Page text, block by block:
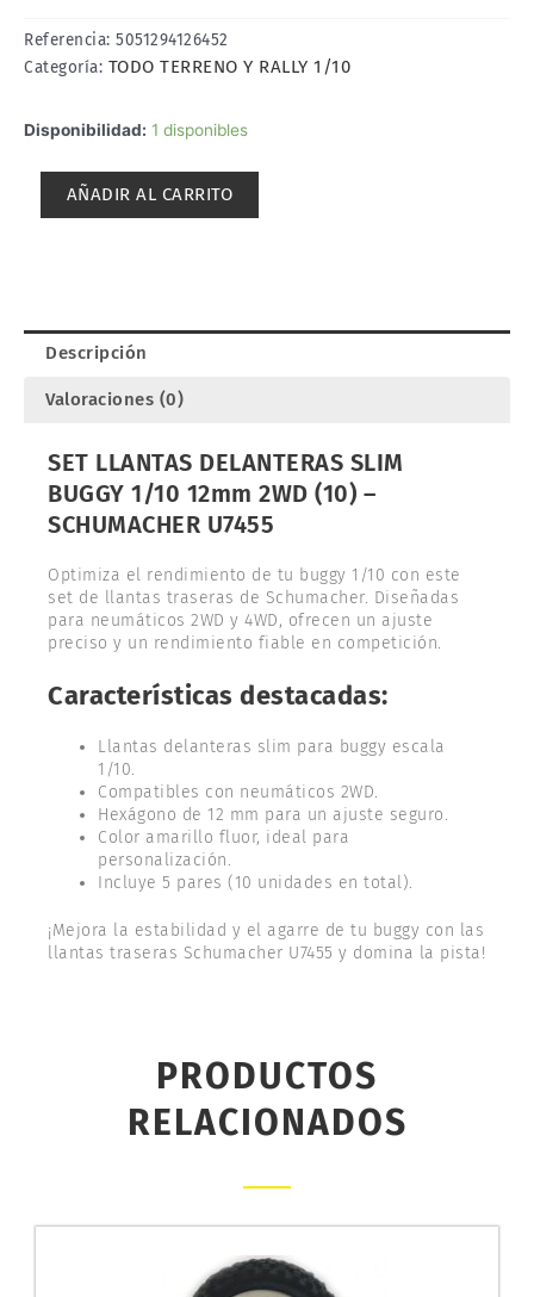
Referencia: 5051294126452
Categoría: TODO TERRENO Y RALLY 1/10
Disponibilidad: 1 disponibles
SET
DELANTERAS
SCHUMACHER
U7455
cantidad
AÑADIR AL CARRITO
Descripción
Valoraciones (0)
SET LLANTAS DELANTERAS SLIM
BUGGY 1/10 12mm 2WD (10) –
SCHUMACHER U7455
Optimiza el rendimiento de tu buggy 1/10 con este
set de llantas traseras de Schumacher. Diseñadas
para neumáticos 2WD y 4WD, ofrecen un ajuste
preciso y un rendimiento fiable en competición.
Características destacadas:
Llantas delanteras slim para buggy escala
1/10.
Compatibles con neumáticos 2WD.
Hexágono de 12 mm para un ajuste seguro.
Color amarillo fluor, ideal para
personalización.
Incluye 5 pares (10 unidades en total).
¡Mejora la estabilidad y el agarre de tu buggy con las
llantas traseras Schumacher U7455 y domina la pista!
PRODUCTOS
RELACIONADOS